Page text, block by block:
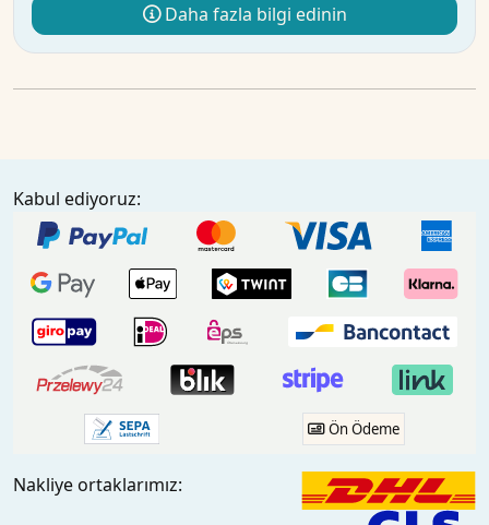
Daha fazla bilgi edinin
Kabul ediyoruz:
Ön Ödeme
Nakliye ortaklarımız: